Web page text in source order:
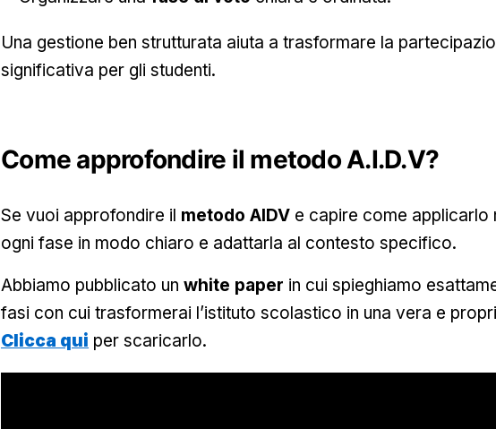
Una gestione ben strutturata aiuta a trasformare la
significativa per gli studenti.
Come approfondire il metodo A.I.D.V?
Se vuoi approfondire il metodo AIDV e capire come applicarlo
ogni fase in modo chiaro e adattarla al contesto specifico.
Abbiamo pubblicato unwhite paper in cui spieghiamo
fasi con cui trasformerai l’istituto scolastico in una vera e
Clicca qui per scaricarlo.